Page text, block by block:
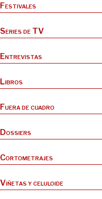
Festivales
Series de TV
Entrevistas
Libros
Fuera de cuadro
Dossiers
Cortometrajes
Viñetas y celuloide